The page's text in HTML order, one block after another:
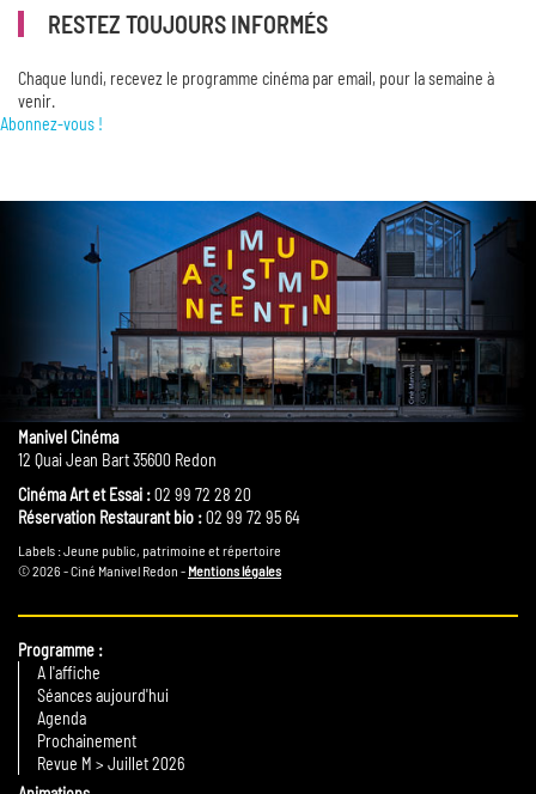
RESTEZ TOUJOURS INFORMÉS
Chaque lundi, recevez le programme cinéma par email, pour la semaine à
venir.
Abonnez-vous !
Manivel Cinéma
12 Quai Jean Bart 35600 Redon
Cinéma Art et Essai :02 99 72 28 20
Réservation Restaurant bio :02 99 72 95 64
Labels : Jeune public, patrimoine et répertoire
© 2026 - Ciné Manivel Redon - Mentions légales
Programme
A l'affiche
Séances aujourd'hui
Agenda
Prochainement
Revue M > Juillet 2026